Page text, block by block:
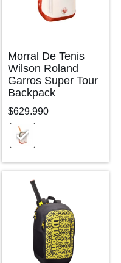
Morral De Tenis
Wilson Roland
Garros Super Tour
Backpack
$629.990